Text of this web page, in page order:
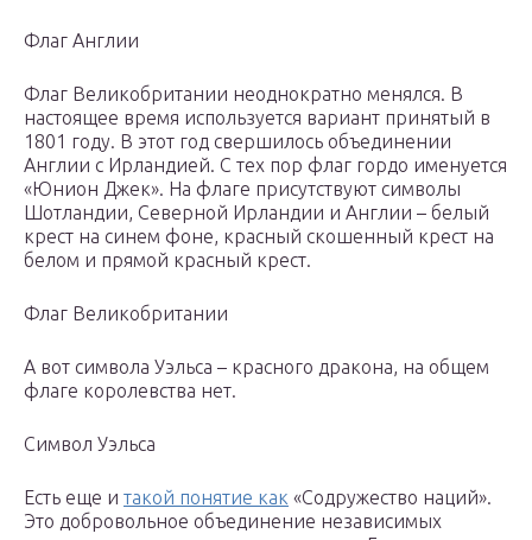
Флаг Англии
Флаг Великобритании неоднократно менялся. В
настоящее время используется вариант принятый в
1801 году. В этот год свершилось объединении
Англии с Ирландией. С тех пор флаг гордо именуется
«Юнион Джек». На флаге присутствуют символы
Шотландии, Северной Ирландии и Англии – белый
крест на синем фоне, красный скошенный крест на
белом и прямой красный крест.
Флаг Великобритании
А вот символа Уэльса – красного дракона, на общем
флаге королевства нет.
Символ Уэльса
Есть еще и такой понятие как «Содружество наций».
Это добровольное объединение независимых